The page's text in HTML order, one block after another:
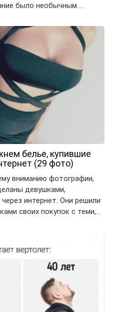
было необычным….
белье, купившие
(29 фото)
вниманию фотографии,
девушками,
интернет. Они решили
своих покупок с теми,…